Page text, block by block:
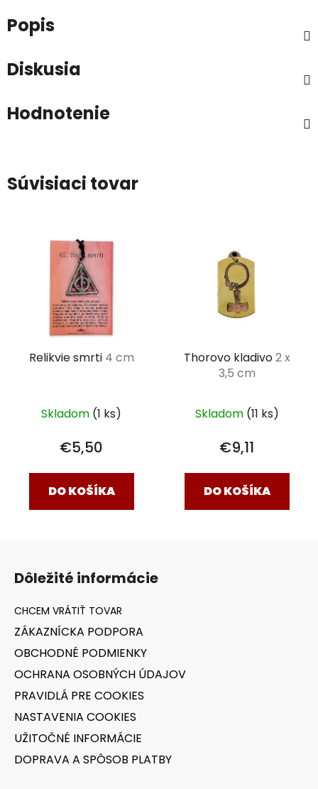
Popis
Diskusia
Hodnotenie
Súvisiaci tovar
Relikvie smrti 4 cm
Skladom (1 ks)
€5,50
DO KOŠÍKA
Thorovo kladivo2 x
3,5 cm
Skladom (11 ks)
€9,11
DO KOŠÍKA
Dôležité informácie
ZÁKAZNÍCKA PODPORA
OBCHODNÉ PODMIENKY
OCHRANA OSOBNÝCH ÚDAJOV
PRAVIDLÁ PRE COOKIES
NASTAVENIA COOKIES
UŽITOČNÉ INFORMÁCIE
DOPRAVA A SPÔSOB PLATBY